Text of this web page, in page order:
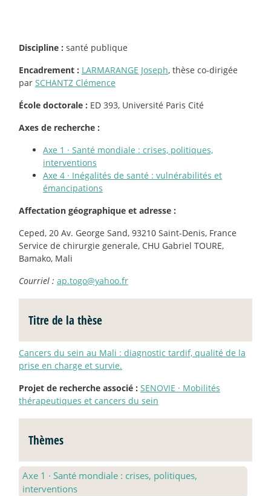
Discipline : santé publique
Encadrement : LARMARANGE Joseph, thèse co-dirigée
par SCHANTZ Clémence
École doctorale : ED 393, Université Paris Cité
Axes de recherche :
Axe 1 · Santé mondiale : crises, politiques,
interventions
Axe 4 · Inégalités de santé : vulnérabilités et
émancipations
Affectation géographique et adresse :
Ceped, 20 Av. George Sand, 93210 Saint-Denis, France
Service de chirurgie generale, CHU Gabriel TOURE,
Bamako, Mali
Courriel : ap.togo@yahoo.fr
Titre de la thèse
Cancers du sein au Mali : diagnostic tardif, qualité de la
prise en charge et survie.
Projet de recherche associé : SENOVIE · Mobilités
thérapeutiques et cancers du sein
Thèmes
Axe 1 · Santé mondiale : crises, politiques,
interventions